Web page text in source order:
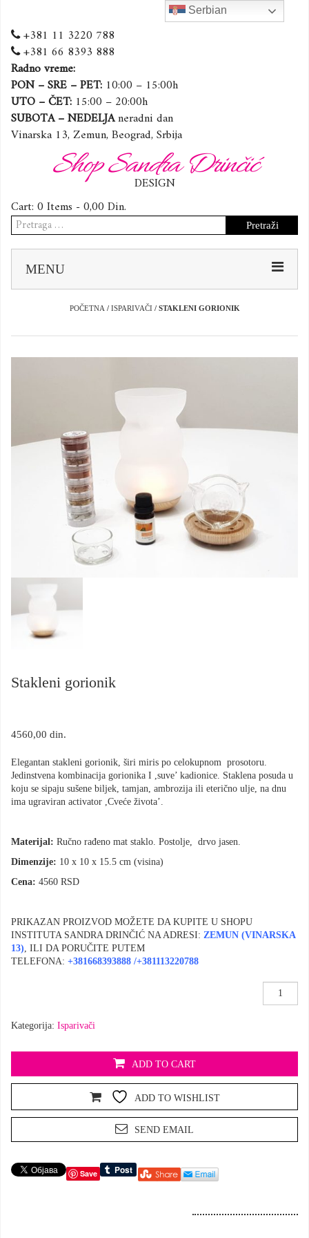
+381 11 3220 788
+381 66 8393 888
Radno vreme:
PON – SRE – PET: 10:00 – 15:00h
UTO – ČET: 15:00 – 20:00h
SUBOTA – NEDELJAneradni dan
Vinarska 13, Zemun, Beograd, Srbija
Shop Sandra Drinčić
DESIGN
Cart: 0 Items -0,00 Din.
Pretraga
za:
MENU
POČETNA / ISPARIVAČI / STAKLENI GORIONIK
Stakleni gorionik
4560,00 din.
Elegantan stakleni gorionik, širi miris po celokupnom prosotoru.
Jedinstvena kombinacija gorionika I ,suve’ kadionice. Staklena posuda u
koju se sipaju sušene biljek, tamjan, ambrozija ili eterično ulje, na dnu
ima ugraviran activator ,Cveće života’.
Materijal: Ručno rađeno mat staklo. Postolje, drvo jasen.
Dimenzije: 10 x 10 x 15.5 cm (visina)
Cena: 4560 RSD
PRIKAZAN PROIZVOD MOŽETE DA KUPITE U SHOPU
INSTITUTA SANDRA DRINČIĆ NA ADRESI: ZEMUN (VINARSKA
13), ILI DA PORUČITE PUTEM
TELEFONA: +381668393888 /+381113220788
Stakleni
Kategorija: Isparivači
ADD TO CART
ADD TO WISHLIST
SEND EMAIL
Save
Serbian